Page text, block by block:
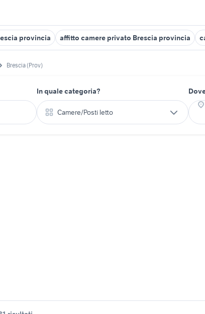
provincia affitto camere privato Brescia provincia
Brescia (Prov)
In quale categoria?
Camere/Posti letto